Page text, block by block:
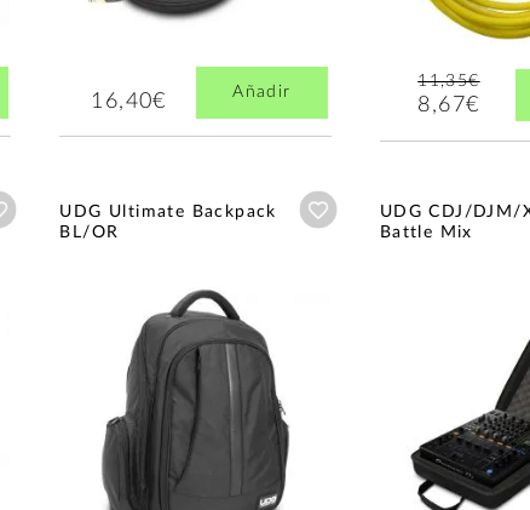
16,40€ Añadir
11,35€
8,67€
Añadir a wishlist
UDG Ultimate Backpack
BL/OR
Añadir a wishlist
UDG CDJ/DJM/
Battle Mix